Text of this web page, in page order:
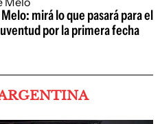
mirá lo que pasará para el
por la primera fecha